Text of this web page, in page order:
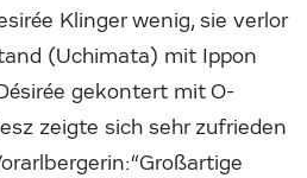
Klinger wenig, sie verlor
(Uchimata) mit Ippon
gekontert mit O-
zeigte sich sehr zufrieden